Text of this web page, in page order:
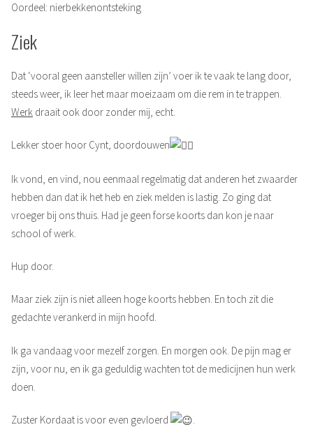
Oordeel: nierbekkenontsteking
Ziek
Dat ‘vooral geen aansteller willen zijn’ voer ik te vaak te lang door,
steeds weer, ik leer het maar moeizaam om die rem in te trappen.
Werk draait ook door zonder mij, echt.
Lekker stoer hoor Cynt, doordouwen
Ik vond, en vind, nou eenmaal regelmatig dat anderen het zwaarder
hebben dan dat ik het heb en ziek melden is lastig. Zo ging dat
vroeger bij ons thuis. Had je geen forse koorts dan kon je naar
school of werk.
Hup door.
Maar ziek zijn is niet alleen hoge koorts hebben. En toch zit die
gedachte verankerd in mijn hoofd.
Ik ga vandaag voor mezelf zorgen. En morgen ook. De pijn mag er
zijn, voor nu, en ik ga geduldig wachten tot de medicijnen hun werk
doen.
Zuster Kordaat is voor even gevloerd .